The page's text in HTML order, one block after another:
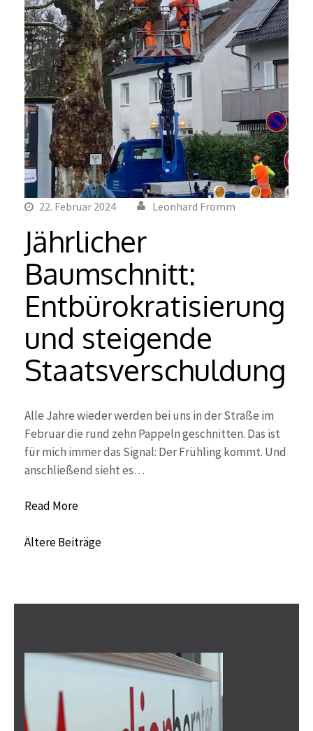
22. Februar 2024 Leonhard Fromm
Jährlicher
Baumschnitt:
Entbürokratisierung
und steigende
Staatsverschuldung
Alle Jahre wieder werden bei uns in der Straße im
Februar die rund zehn Pappeln geschnitten. Das ist
für mich immer das Signal: Der Frühling kommt. Und
anschließend sieht es…
Read More
Beitragsnavigation
Ältere Beiträge